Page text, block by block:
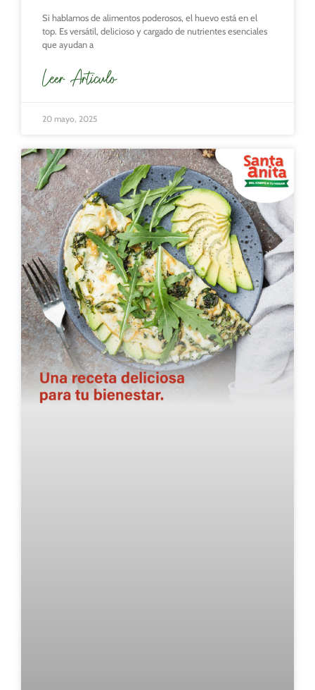
Si hablamos de alimentos poderosos, el huevo está en el
top. Es versátil, delicioso y cargado de nutrientes esenciales
que ayudan a
Leer Articulo
20 mayo, 2025